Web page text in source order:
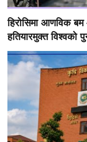
हिरोसिमा आणविक
हतियारमुक्त विश्वको